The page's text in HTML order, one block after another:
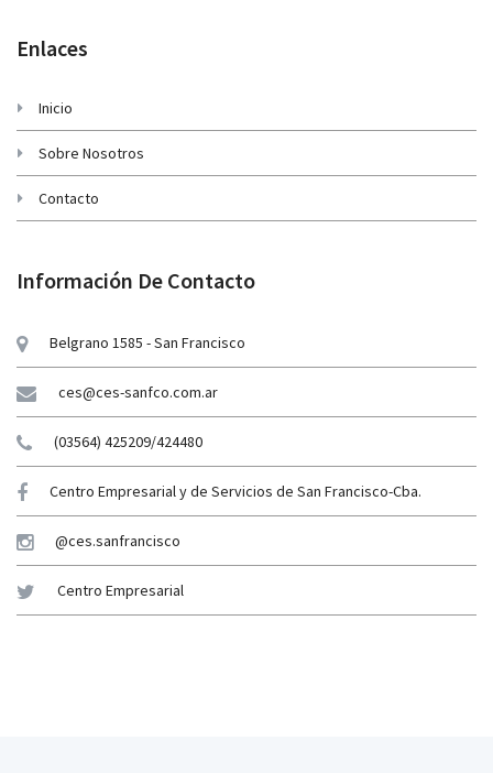
Enlaces
Inicio
Sobre Nosotros
Contacto
Información De Contacto
Belgrano 1585 - San Francisco
ces@ces-sanfco.com.ar
(03564) 425209/424480
Centro Empresarial y de Servicios de San Francisco-Cba.
@ces.sanfrancisco
Centro Empresarial